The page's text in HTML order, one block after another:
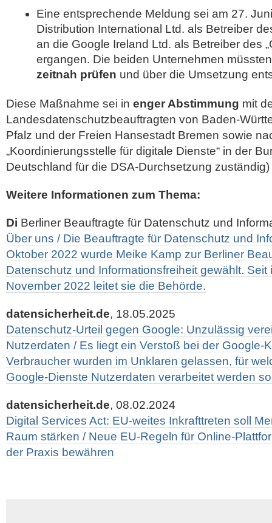
Eine entsprechende Meldung sei am 27.
Distribution International Ltd. als Betreiber
an die Google Ireland Ltd. als Betreiber des
ergangen. Die beiden Unternehmen
zeitnah prüfen und über die Umsetzung
Diese Maßnahme sei in enger Abstimmung mit
Landesdatenschutzbeauftragten von Baden-
Pfalz und der Freien Hansestadt Bremen sowie
„Koordinierungsstelle für digitale Dienste“ in der
Deutschland für die DSA-Durchsetzung zuständig)
Weitere Informationen zum Thema:
Di Berliner Beauftragte für Datenschutz und
Über uns / Die Beauftragte für Datenschutz und
Oktober 2022 wurde Meike Kamp zur Berliner
Datenschutz und Informationsfreiheit gewählt.
November 2022 leitet sie die Behörde.
datensicherheit.de, 18.05.2025
Datenschutz-Urteil gegen Google: Unzulässig
Nutzerdaten / Es liegt ein Verstoß bei der Google-
Verbraucher wurden im Unklaren gelassen, für
Google-Dienste Nutzerdaten verarbeitet werden
datensicherheit.de, 08.02.2024
Digital Services Act: EU-weites Inkrafttreten soll
Raum stärken / Neue EU-Regeln für Online-
der Praxis bewähren